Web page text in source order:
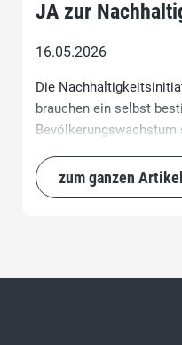
JA zur
16.05.2026
Die
brauchen ein selbst
Wohnraum fehlt, Mieten
Infrastruktur sind
zum ganzen Artikel